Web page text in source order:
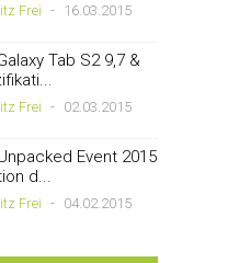
Frei - 16.03.2015
Tab S2 9,7 &
Frei - 02.03.2015
Event 2015
d...
Frei - 04.02.2015